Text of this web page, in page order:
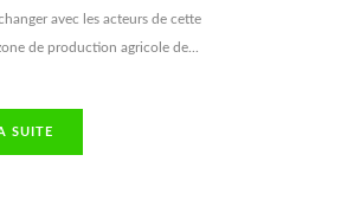
avec les acteurs de cette
de production agricole de...
SUITE